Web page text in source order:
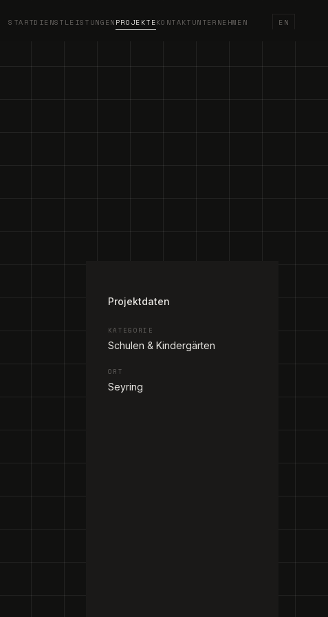
STARTDIENSTLEISTUNGEN PROJEKTEKONTAKT UNTERNEHMEN EN
Projektdaten
KATEGORIE
Schulen & Kindergärten
ORT
Seyring